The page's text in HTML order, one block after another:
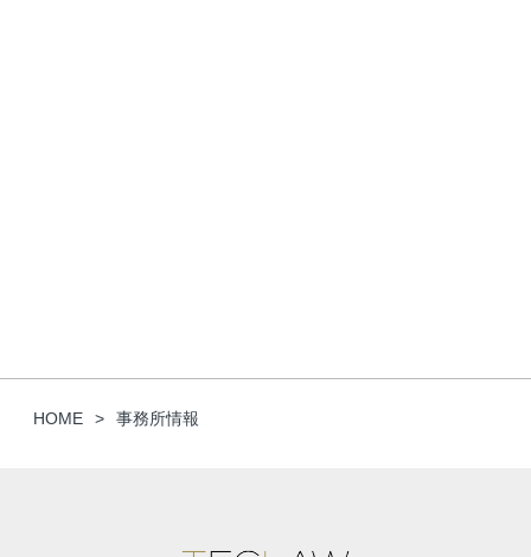
HOME 事務所情報